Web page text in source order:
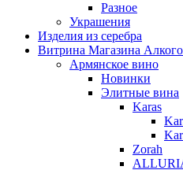
Разное
Украшения
Изделия из серебра
Витрина Магазина
Армянское вино
Новинки
Элитные вина
Karas
Zorah